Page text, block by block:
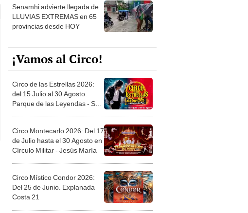
Senamhi advierte llegada de
LLUVIAS EXTREMAS en 65
provincias desde HOY
¡Vamos al Circo!
Circo de las Estrellas 2026:
del 15 Julio al 30 Agosto.
Parque de las Leyendas - San
Circo Montecarlo 2026: Del 17
de Julio hasta el 30 Agosto en
Círculo Militar - Jesús María
Circo Místico Condor 2026:
Del 25 de Junio. Explanada
Costa 21